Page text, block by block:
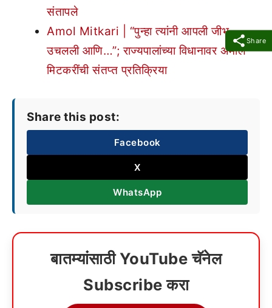
Share
संतापले
Amol Mitkari | “पुन्हा त्यांनी आपली जीभ
उचलली आणि…”; राज्यपालांच्या विधानावर अमोल
मिटकरींची संतप्त प्रतिक्रिया
Share this post:
Facebook
X
WhatsApp
बातम्यांसाठी YouTube चॅनेल
Subscribe करा